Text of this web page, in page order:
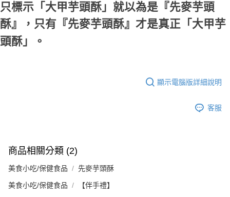
只標示「大甲芋頭酥」就以為是『先麥芋頭
酥』，只有『先麥芋頭酥』才是真正「大甲芋
頭酥」。
顯示電腦版詳細說明
客服
商品相關分類 (2)
美食小吃/保健食品 先麥芋頭酥
美食小吃/保健食品 【伴手禮】